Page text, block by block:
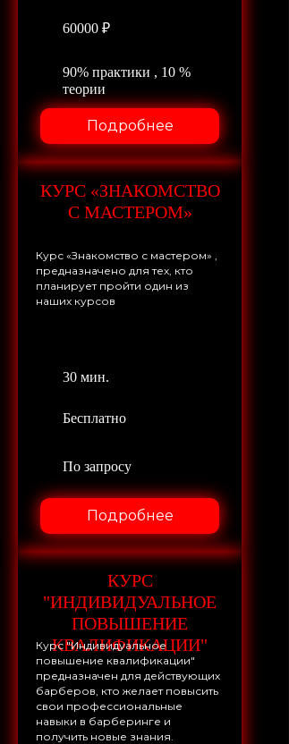
60000 ₽
90% практики , 10 %
теории
Подробнее
КУРС «ЗНАКОМСТВО
С МАСТЕРОМ»
Курс «Знакомство с мастером» ,
предназначено для тех, кто
планирует пройти один из
наших курсов
30 мин.
Бесплатно
По запросу
Подробнее
КУРС
"ИНДИВИДУАЛЬНОЕ
ПОВЫШЕНИЕ
КВАЛИФИКАЦИИ"
Курс "Индивидуальное
повышение квалификации"
предназначен для действующих
барберов, кто желает повысить
свои профессиональные
навыки в барберинге и
получить новые знания.